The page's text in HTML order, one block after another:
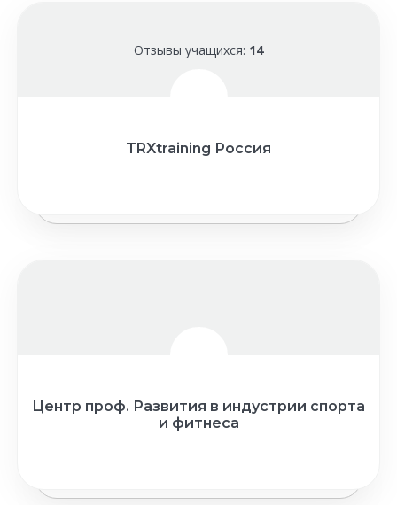
Отзывы учащихся: 14
TRXtraining Россия
Центр проф. Развития в индустрии спорта
и фитнеса